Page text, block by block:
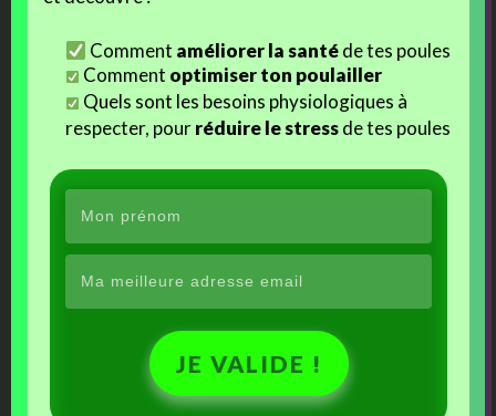
Gaëlle vous êtes magnifique, j’aimerais bien partager avec vous la
passion pour les petites volailles…je suis débutante mais j’aime
beaucoup et en grande partie c’est grace a vous qui m’inspirez
beaucoup. J’ai commandé des oeufs et je les attends avec
impatience! »
« C’est chouette de partager avec des passionnés, j’adore lire les
petites histoires ou des pages complètes sur le site, je trouve des
idées, des conseils, et je suis vraiment déçue d’être aussi loin ! »
prennent pas les poules, mais vous, vous étiez la. Grace a tout vos
conseils et votre soutien, mes survivantes ont l air de s en sortir, les
plaies cicatrises bien. Un grand merci pour elles »
Comment améliorer la santéde tes poules
Comment optimiser ton poulailler
Quels sont les besoins physiologiques à
respecter, pourréduire le stressde tes poules
JE VALIDE !